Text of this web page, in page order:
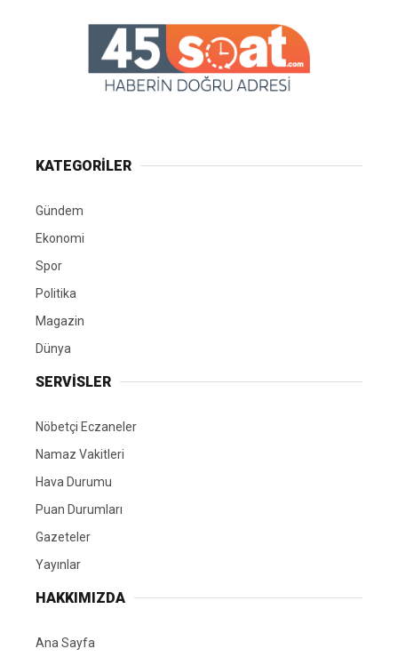
KATEGORİLER
Gündem
Ekonomi
Spor
Politika
Magazin
Dünya
SERVİSLER
Nöbetçi Eczaneler
Namaz Vakitleri
Hava Durumu
Puan Durumları
Gazeteler
Yayınlar
HAKKIMIZDA
Ana Sayfa